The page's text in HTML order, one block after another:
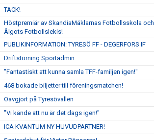
TACK!
Höstpremiär av SkandiaMäklarnas Fotbollsskola och
Älgots Fotbollslekis!
PUBLIKINFORMATION: TYRESÖ FF - DEGERFORS IF
Driftstörning Sportadmin
"Fantastiskt att kunna samla TFF-familjen igen!"
468 bokade biljetter till föreningsmatchen!
Oavgjort på Tyresövallen
"Vi kände att nu är det dags igen!"
ICA KVANTUM NY HUVUDPARTNER!